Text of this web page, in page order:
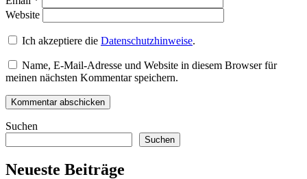
Website
Ich akzeptiere die Datenschutzhinweise.
Name, E-Mail-Adresse und Website in diesem Browser für
meinen nächsten Kommentar speichern.
Suchen
Suchen
Neueste Beiträge